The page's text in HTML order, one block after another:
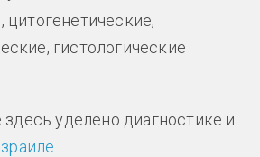
гистологические
уделено диагностике и